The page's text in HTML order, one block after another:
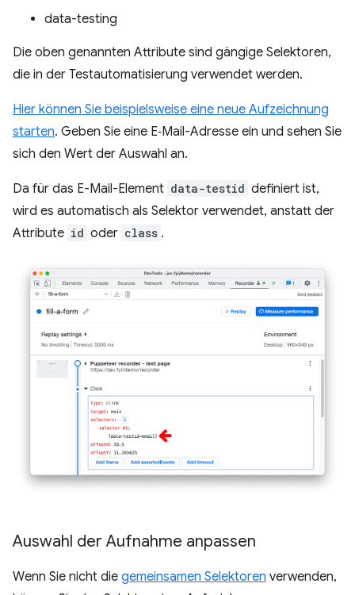
data-testing
Die oben genannten Attribute sind gängige Selektoren,
die in der Testautomatisierung verwendet werden.
Hier können Sie beispielsweise eine neue Aufzeichnung
starten. Geben Sie eine E‑Mail-Adresse ein und sehen Sie
sich den Wert der Auswahl an.
Da für das E-Mail-Element data-testid definiert ist,
wird es automatisch als Selektor verwendet, anstatt der
Attribute id oder class .
Auswahl der Aufnahme anpassen
Wenn Sie nicht die gemeinsamen Selektoren verwenden,